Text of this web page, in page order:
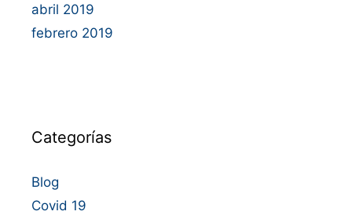
abril 2019
febrero 2019
Categorías
Blog
Covid 19